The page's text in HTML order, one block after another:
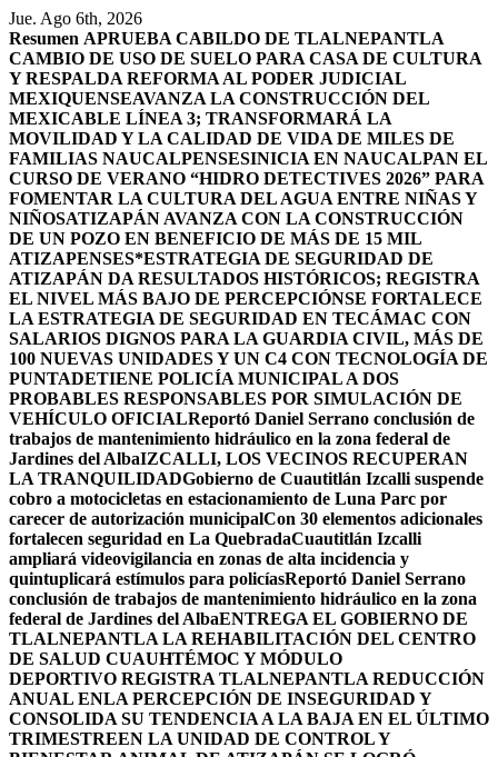
Saltar
al
contenido
Jue. Ago 6th, 2026
Resumen APRUEBA CABILDO DE TLALNEPANTLA
CAMBIO DE USO DE SUELO PARA CASA DE CULTURA
Y RESPALDA REFORMA AL PODER JUDICIAL
MEXIQUENSEAVANZA LA CONSTRUCCIÓN DEL
MEXICABLE LÍNEA 3; TRANSFORMARÁ LA
MOVILIDAD Y LA CALIDAD DE VIDA DE MILES DE
FAMILIAS NAUCALPENSESINICIA EN NAUCALPAN EL
CURSO DE VERANO “HIDRO DETECTIVES 2026” PARA
FOMENTAR LA CULTURA DEL AGUA ENTRE NIÑAS Y
NIÑOSATIZAPÁN AVANZA CON LA CONSTRUCCIÓN
DE UN POZO EN BENEFICIO DE MÁS DE 15 MIL
ATIZAPENSES*ESTRATEGIA DE SEGURIDAD DE
ATIZAPÁN DA RESULTADOS HISTÓRICOS; REGISTRA
EL NIVEL MÁS BAJO DE PERCEPCIÓNSE FORTALECE
LA ESTRATEGIA DE SEGURIDAD EN TECÁMAC CON
SALARIOS DIGNOS PARA LA GUARDIA CIVIL, MÁS DE
100 NUEVAS UNIDADES Y UN C4 CON TECNOLOGÍA DE
PUNTADETIENE POLICÍA MUNICIPAL A DOS
PROBABLES RESPONSABLES POR SIMULACIÓN DE
VEHÍCULO OFICIALReportó Daniel Serrano conclusión de
trabajos de mantenimiento hidráulico en la zona federal de
Jardines del AlbaIZCALLI, LOS VECINOS RECUPERAN
LA TRANQUILIDADGobierno de Cuautitlán Izcalli suspende
cobro a motocicletas en estacionamiento de Luna Parc por
carecer de autorización municipalCon 30 elementos adicionales
fortalecen seguridad en La QuebradaCuautitlán Izcalli
ampliará videovigilancia en zonas de alta incidencia y
quintuplicará estímulos para policíasReportó Daniel Serrano
conclusión de trabajos de mantenimiento hidráulico en la zona
federal de Jardines del AlbaENTREGA EL GOBIERNO DE
TLALNEPANTLA LA REHABILITACIÓN DEL CENTRO
DE SALUD CUAUHTÉMOC Y MÓDULO
DEPORTIVO REGISTRA TLALNEPANTLA REDUCCIÓN
ANUAL ENLA PERCEPCIÓN DE INSEGURIDAD Y
CONSOLIDA SU TENDENCIA A LA BAJA EN EL ÚLTIMO
TRIMESTREEN LA UNIDAD DE CONTROL Y